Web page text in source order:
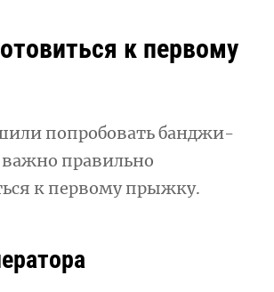
к первому
попробовать банджи-
правильно
к первому прыжку.